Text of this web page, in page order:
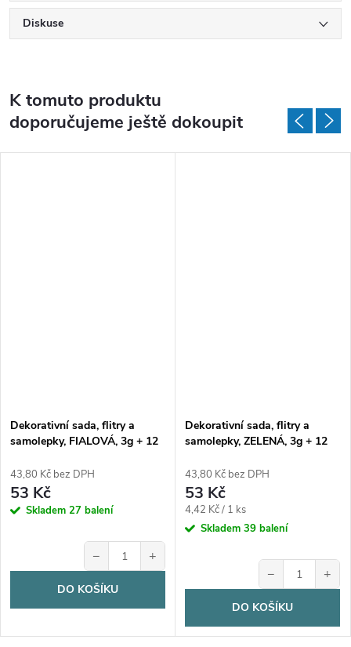
Diskuse
K tomuto produktu
doporučujeme ještě dokoupit
Dekorativní sada, flitry a
samolepky, FIALOVÁ, 3g + 12
43,80 Kč bez DPH
53 Kč
Skladem 27 balení
− +
DO KOŠÍKU
Dekorativní sada, flitry a
samolepky, ZELENÁ, 3g + 12
43,80 Kč bez DPH
53 Kč
Měrná
cena:
4,42 Kč / 1 ks
Skladem 39 balení
− +
DO KOŠÍKU